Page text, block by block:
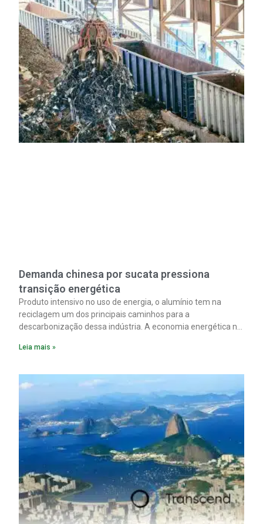
Demanda chinesa por sucata pressiona
transição energética
Produto intensivo no uso de energia, o alumínio tem na
reciclagem um dos principais caminhos para a
descarbonização dessa indústria. A economia energética na
material. A produção de um alumínio mais limpo, no entanto,
insumo, a sucata, devido, sobretudo, ao interesse chinês
pela matéria-prima.
Leia mais »